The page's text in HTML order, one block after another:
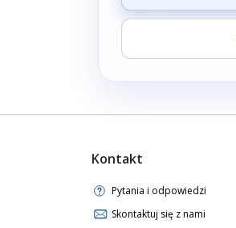
Kontakt
Pytania i odpowiedzi
Skontaktuj się z nami